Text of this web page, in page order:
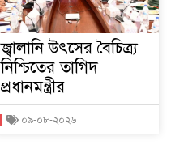
জ্বালানি উৎসের বৈচিত্র্য
নিশ্চিতের তাগিদ
প্রধানমন্ত্রীর
০৯-০৮-২০২৬